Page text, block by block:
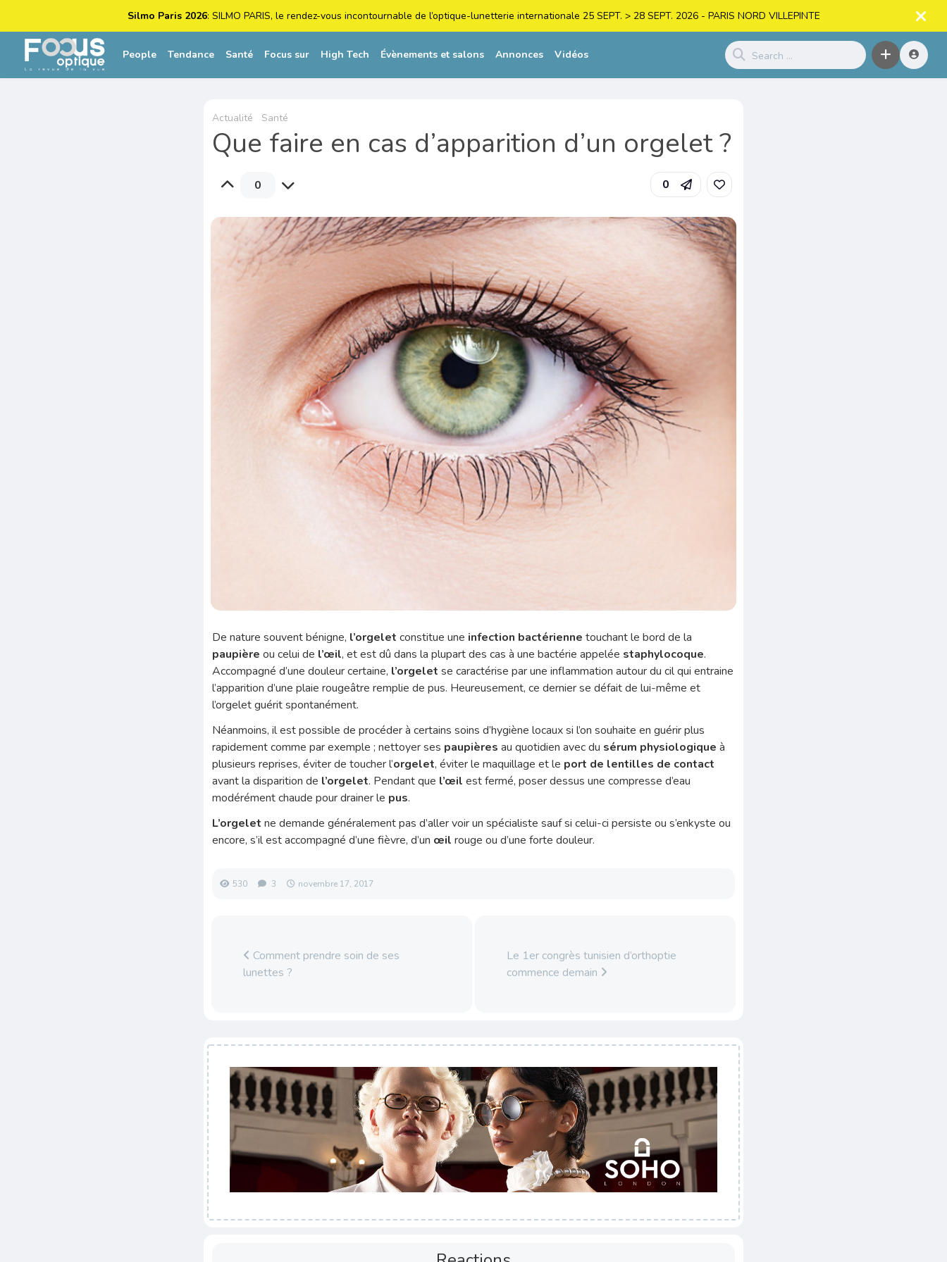
Silmo Paris 2026: SILMO PARIS, le rendez-vous incontournable de l’optique-lunetterie internationale 25 SEPT. > 28 SEPT. 2026 - PARIS NORD VILLEPINTE
People Tendance Santé Focus sur High Tech Évènements et salons Annonces Vidéos
Actualité Santé
Que faire en cas d’apparition d’un orgelet ?
0 0
De nature souvent bénigne, l’orgelet constitue une infection bactérienne touchant le bord de la
paupière ou celui de l’œil, et est dû dans la plupart des cas à une bactérie appelée staphylocoque.
Accompagné d’une douleur certaine, l’orgeletse caractérise par une inflammation autour du cil qui entraine
l’apparition d’une plaie rougeâtre remplie de pus. Heureusement, ce dernier se défait de lui-même et
l’orgelet guérit spontanément.
Néanmoins, il est possible de procéder à certains soins d’hygiène locaux si l’on souhaite en guérir plus
rapidement comme par exemple ; nettoyer ses paupièresau quotidien avec du sérum physiologique à
plusieurs reprises, éviter de toucher l’orgelet, éviter le maquillage et le port de lentilles de contact
avant la disparition de l’orgelet. Pendant que l’œil est fermé, poser dessus une compresse d’eau
modérément chaude pour drainer le pus.
L’orgelet ne demande généralement pas d’aller voir un spécialiste sauf si celui-ci persiste ou s’enkyste ou
encore, s’il est accompagné d’une fièvre, d’un œilrouge ou d’une forte douleur.
530 3 novembre 17, 2017
Comment prendre soin de ses
lunettes ?
Le 1er congrès tunisien d’orthoptie
commence demain